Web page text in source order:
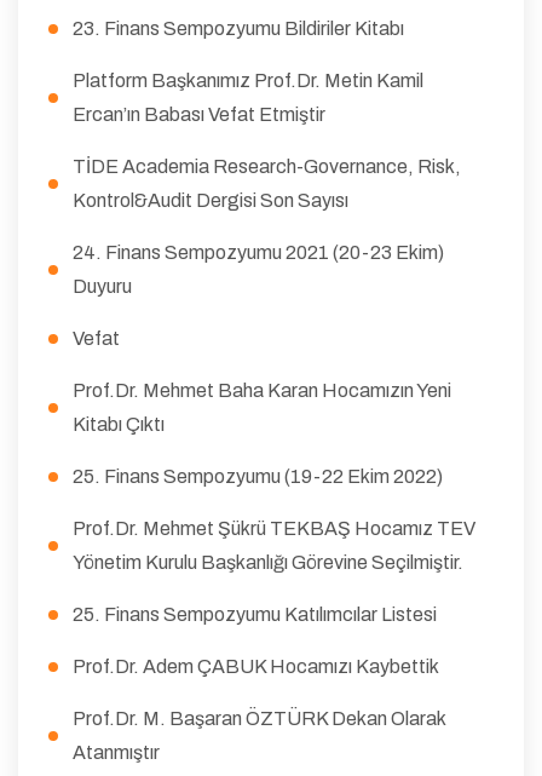
23. Finans Sempozyumu Bildiriler Kitabı
Platform Başkanımız Prof.Dr. Metin Kamil
Ercan’ın Babası Vefat Etmiştir
TİDE Academia Research-Governance, Risk,
Kontrol&Audit Dergisi Son Sayısı
24. Finans Sempozyumu 2021 (20-23 Ekim)
Duyuru
Vefat
Prof.Dr. Mehmet Baha Karan Hocamızın Yeni
Kitabı Çıktı
25. Finans Sempozyumu (19-22 Ekim 2022)
Prof.Dr. Mehmet Şükrü TEKBAŞ Hocamız TEV
Yönetim Kurulu Başkanlığı Görevine Seçilmiştir.
25. Finans Sempozyumu Katılımcılar Listesi
Prof.Dr. Adem ÇABUK Hocamızı Kaybettik
Prof.Dr. M. Başaran ÖZTÜRK Dekan Olarak
Atanmıştır